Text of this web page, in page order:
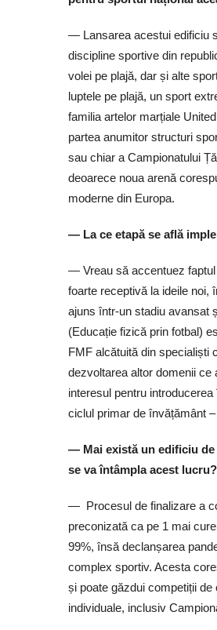
— Lansarea acestui edificiu
discipline sportive din
volei pe plajă, dar și alte
luptele pe plajă, un sport
familia artelor marțiale
partea anumitor structuri
sau chiar a Campionatului
deoarece noua arenă
moderne din Europa.
— La ce etapă se află
— Vreau să accentuez
foarte receptivă la ideile noi,
ajuns într-un stadiu avansat
(Educație fizică prin fotbal)
FMF alcătuită din specialiști
dezvoltarea altor domenii ce
interesul pentru
ciclul primar de învățământ
— Mai există un edificiu de
se va întâmpla acest lucru?
— Procesul de finalizare a
preconizată ca pe 1 mai
99%, însă declanșarea
complex sportiv. Acesta
și poate găzdui competiții
individuale, inclusiv